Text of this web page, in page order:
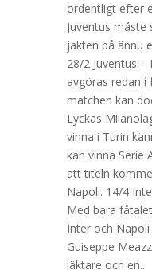
ordentligt efter
Juventus
jakten på ännu
28/2 Juventus –
avgöras redan i
matchen kan
Lyckas
vinna i Turin
kan vinna Serie
att titeln
Napoli. 14/4
Med bara
Inter och
Guiseppe
läktare och en...